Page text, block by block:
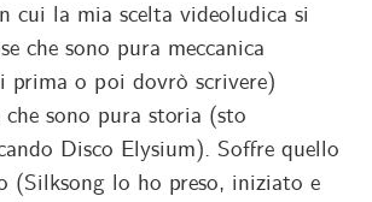
cui la mia scelta videoludica si
che sono pura meccanica
prima o poi dovrò scrivere)
che sono pura storia (sto
Disco Elysium). Soffre quello
(Silksong lo ho preso, iniziato e